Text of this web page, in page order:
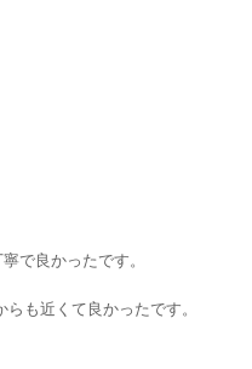
で良かったです。
も近くて良かったです。